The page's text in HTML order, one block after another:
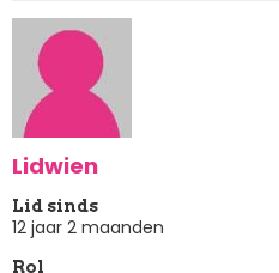
Lidwien
Lid sinds
12 jaar 2 maanden
Rol